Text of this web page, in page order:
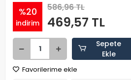
%20
indirim
586,96 TL
469,57 TL
Sepete
Ekle
Favorilerime ekle